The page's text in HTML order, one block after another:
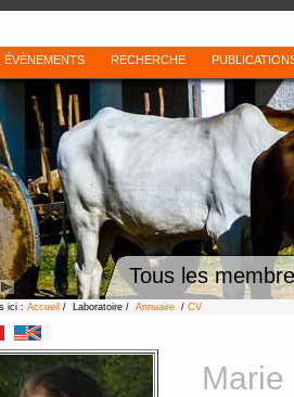
ÉVÈNEMENTS RECHERCHE
Tous les
ici : Accueil / Laboratoire / Annuaire / CV
Marie